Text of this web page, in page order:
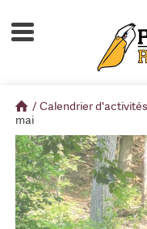
Accueil
Calendrier d'activités
Boutique
Devenir membre
/ Calendrier d'activités
mai